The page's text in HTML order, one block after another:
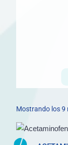
Mostrando los 9